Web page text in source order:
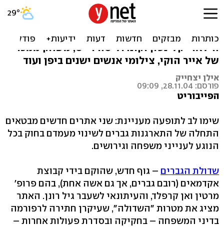
עלו ברשת: הגברים מתארגנים
אתרים המוקדשים לקניות ומתנות, האתרים של
הילארי קלינטון וקונדוליסה רייס, משחק ממכר
של אייר הוקי, צילומי אנשים ישנים ביפן ועוד
אילן יצחייק
פורסם: 28.11.04, 09:09
הפייבוריט
שימו לב לתופעה מעניינת: שני אתרים חדשים מבטאים
התחלה של התארגנות גברים לשינוי מעמדם בחוק בכל
הנוגע לענייני משפחה וגירושים.
שדולת הגברים – גוף חדש, שהוקם בידי קבוצת
אקדמאים (רובם גברים, אך גם אשה אחת), בהם פרופ'
מרטין ואן קרפלד, והעיתונאי לשעבר גיל רונן. האתר
מציג את מטרות "השדולה", שעיקרן חתירה לרפורמה
בדיני המשפחה – בחקיקה ובסדרת פעולות אחרות –